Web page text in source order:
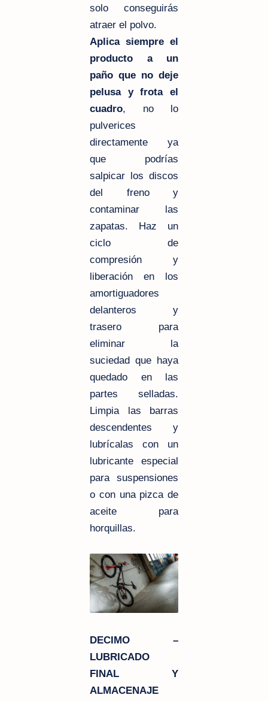
solo conseguirás
atraer el polvo.
Aplica siempre el
producto a un
paño que no deje
pelusa y frota el
cuadro, no lo
pulverices
directamente ya
que podrías
salpicar los discos
del freno y
contaminar las
zapatas. Haz un
ciclo de
compresión y
liberación en los
amortiguadores
delanteros y
trasero para
eliminar la
suciedad que haya
quedado en las
partes selladas.
Limpia las barras
descendentes y
lubrícalas con un
lubricante especial
para suspensiones
o con una pizca de
aceite para
horquillas.
DECIMO –
LUBRICADO
FINAL Y
ALMACENAJE